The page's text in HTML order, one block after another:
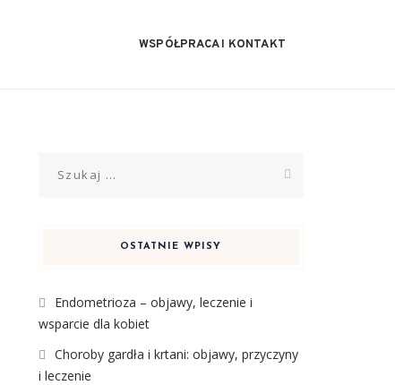
WSPÓŁPRACA I KONTAKT
OSTATNIE WPISY
Endometrioza – objawy, leczenie i
wsparcie dla kobiet
Choroby gardła i krtani: objawy, przyczyny
i leczenie